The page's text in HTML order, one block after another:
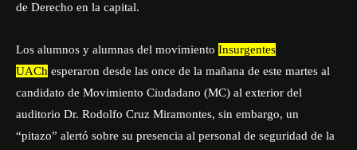
de Derecho en la capital.
Los alumnos y alumnas del movimiento Insurgentes
UACh esperaron desde las once de la mañana de este martes al
candidato de Movimiento Ciudadano (MC) al exterior del
auditorio Dr. Rodolfo Cruz Miramontes, sin embargo, un
“pitazo” alertó sobre su presencia al personal de seguridad de la